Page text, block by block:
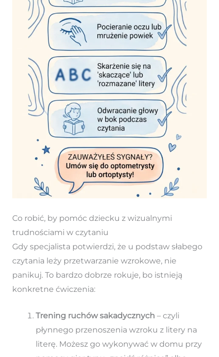
Co robić, by pomóc dziecku z wizualnymi
trudnościami w czytaniu
Gdy specjalista potwierdzi, że u podstaw słabego
czytania leży przetwarzanie wzrokowe, nie
panikuj. To bardzo dobrze rokuje, bo istnieją
konkretne ćwiczenia:
Trening ruchów sakadycznych – czyli
płynnego przenoszenia wzroku z litery na
literę. Możesz go wykonywać w domu przy